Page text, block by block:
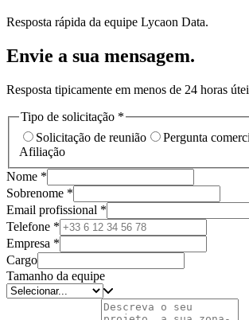
Resposta rápida da equipe Lycaon Data.
Envie a sua mensagem.
Resposta tipicamente em menos de 24 horas
Tipo de solicitação *
Solicitação de reunião
Pergunta
Afiliação
Nome *
Sobrenome *
Email profissional *
Telefone *
Empresa *
Cargo
Tamanho da equipe